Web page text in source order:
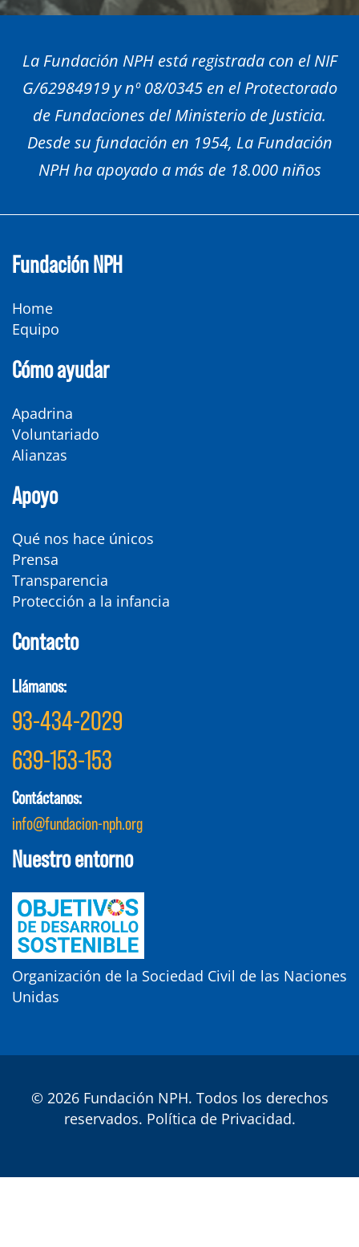
La Fundación NPH está registrada con el NIF
G/62984919 y nº 08/0345 en el Protectorado
de Fundaciones del Ministerio de Justicia.
Desde su fundación en 1954, La Fundación
NPH ha apoyado a más de 18.000 niños
Fundación NPH
Home
Equipo
Cómo ayudar
Apadrina
Voluntariado
Alianzas
Apoyo
Qué nos hace únicos
Prensa
Transparencia
Protección a la infancia
Contacto
Llámanos:
93-434-2029
639-153-153
Contáctanos:
info@fundacion-nph.org
Nuestro entorno
Organización de la Sociedad Civil de las Naciones
Unidas
© 2026 Fundación NPH. Todos los derechos
reservados. Política de Privacidad.